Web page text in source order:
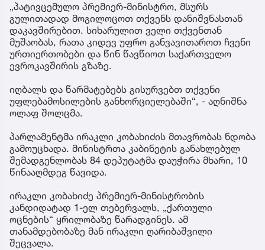
„პატივცემულო პრემიერ-მინისტრო, მსურს
გულითადად მოგილოცოთ თქვენს დანიშვნასთან
დაკავშირებით. სიხარულით ველი თქვენთან
მუშაობას, რათა კიდევ უფრო განვავითაროთ ჩვენი
ურთიერთობები და წინ წავწიოთ საქართველო
ევროკავშირის გზაზე.
იღბალს და წარმატებებს გისურვებთ თქვენი
უფლებამოსილების განხორციელებაში“, - აღნიშნა
ოლაფ შოლცმა.
პარლამენტმა ირაკლი კობახიძის მთავრობას ნდობა
გამოუცხადა. მინისტრთა კაბინეტის განახლებულ
შემადგენლობას 84 დეპუტატმა დაუჭირა მხარი, 10
წინააღმდეგ წავიდა.
ირაკლი კობახიძე პრემიერ-მინისტრობის
კანდიდატად 1-ელ თებერვალს, „ქართული
ოცნების“ ყრილობაზე წარადგინეს. ამ
თანამდებობაზე მან ირაკლი ღარიბაშვილი
შეცვალა.